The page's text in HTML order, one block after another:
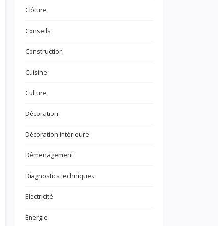
Clôture
Conseils
Construction
Cuisine
Culture
Décoration
Décoration intérieure
Démenagement
Diagnostics techniques
Electricité
Energie